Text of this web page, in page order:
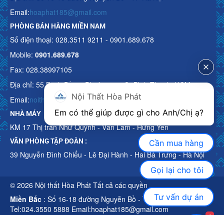
Email:hoaphat185@gmail.com
PHÒNG BÁN HÀNG MIỀN NAM
Số điện thoại: 028.3511 9211 - 0901.689.678
Mobile: 0901.689.678
Fax: 028.38997105
Địa chỉ: 55 Bạch Đằng, Phường 15, Q. Bình Thạnh, HCM
Email:noithathoaphattot@gmail.com
NHÀ MÁY
KM 17 Thị trấn Như Quỳnh - Văn Lâm - Hưng Yên
VĂN PHÒNG TẬP ĐOÀN :
39 Nguyễn Đình Chiểu - Lê Đại Hành - Hai Bà Trưng - Hà Nội
© 2026 Nội thất Hòa Phát Tất cả các quyền
Miền Bắc : Số 16-18 đường Nguyễn Bồ - TP Hà Nội
Tel:024.3550 5888 Email:hoaphat185@gmail.com
Nội Thất Hòa Phát
Cần mua hàng
Gọi lại cho tôi
Tư vấn dự án